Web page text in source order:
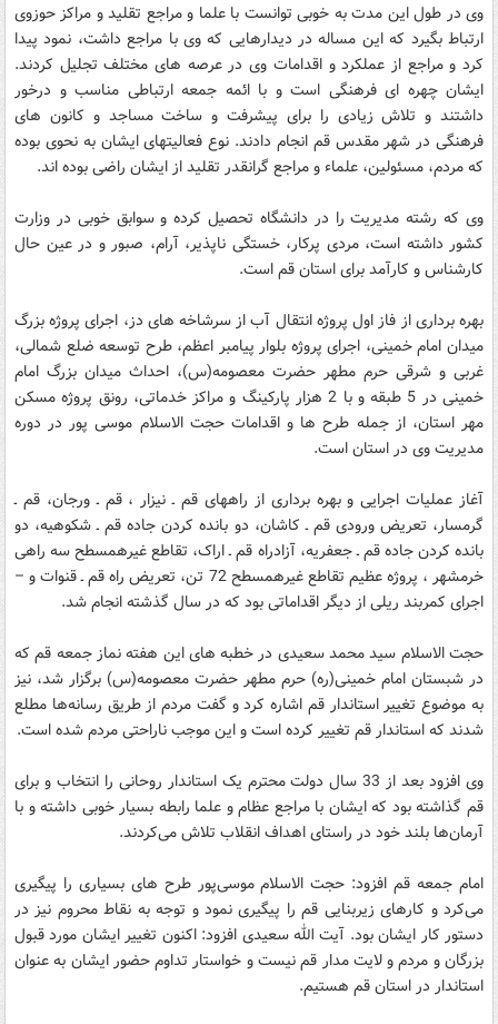
وی در طول این مدت به خوبی توانست با علما و مراجع تقلید و مراکز حوزوی
ارتباط بگیرد که این مساله در دیدارهایی که وی با مراجع داشت، نمود پیدا
کرد و مراجع از عملکرد و اقدامات وی در عرصه های مختلف تجلیل کردند.
ایشان چهره ای فرهنگی است و با ائمه جمعه ارتباطی مناسب و درخور
داشتند و تلاش زیادی را برای پیشرفت و ساخت مساجد و کانون های
فرهنگی در شهر مقدس قم انجام دادند. نوع فعالیتهای ایشان به نحوی بوده
که مردم، مسئولین، علماء و مراجع گرانقدر تقلید از ایشان راضی بوده اند.
وی که رشته مدیریت را در دانشگاه تحصیل کرده و سوابق خوبی در وزارت
کشور داشته است، مردی پرکار، خستگی ناپذیر، آرام، صبور و در عین حال
کارشناس و کارآمد برای استان قم است.
بهره برداری از فاز اول پروژه انتقال آب از سرشاخه های دز، اجرای پروژه بزرگ
میدان امام خمینی، اجرای پروژه بلوار پیامبر اعظم، طرح توسعه ضلع شمالی،
غربی و شرقی حرم مطهر حضرت معصومه(س)، احداث میدان بزرگ امام
خمینی در 5 طبقه و با 2 هزار پارکینگ و مراکز خدماتی، رونق پروژه مسکن
مهر استان، از جمله طرح ها و اقدامات حجت الاسلام موسی پور در دوره
مدیریت وی در استان است.
آغاز عملیات اجرایی و بهره برداری از راههای قم ـ نیزار ، قم ـ ورجان، قم ـ
گرمسار، تعریض ورودی قم ـ کاشان، دو بانده کردن جاده قم ـ شکوهیه، دو
بانده کردن جاده قم ـ جعفریه، آزادراه قم ـ اراک، تقاطع غیرهمسطح سه راهی
خرمشهر ، پروژه عظیم تقاطع غیرهمسطح 72 تن، تعریض راه قم ـ قنوات و –
اجرای کمربند ریلی از دیگر اقداماتی بود که در سال گذشته انجام شد.
حجت الاسلام سید محمد سعیدی در خطبه های این هفته نماز جمعه قم که
در شبستان امام خمینی(ره) حرم مطهر حضرت معصومه(س) برگزار شد، نیز
به موضوع تغییر استاندار قم اشاره کرد و گفت مردم از طریق رسانه‌ها مطلع
شدند که استاندار قم تغییر کرده است و این موجب ناراحتی مردم شده است.
وی افزود بعد از 33 سال دولت محترم یک استاندار روحانی را انتخاب و برای
قم گذاشته بود که ایشان با مراجع عظام و علما رابطه بسیار خوبی داشته و با
آرمان‌ها بلند خود در راستای اهداف انقلاب تلاش می‌کردند.
امام جمعه قم افزود: حجت الاسلام موسی‌پور طرح های بسیاری را پیگیری
می‌کرد و کارهای زیربنایی قم را پیگیری نمود و توجه به نقاط محروم نیز در
دستور کار ایشان بود. آیت الله سعیدی افزود: اکنون تغییر ایشان مورد قبول
بزرگان و مردم و لایت مدار قم نیست و خواستار تداوم حضور ایشان به عنوان
استاندار در استان قم هستیم.